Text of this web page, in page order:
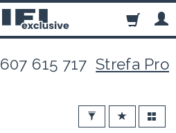
607 615 717Strefa Pro